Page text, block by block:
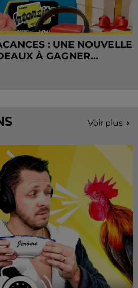
: UNE NOUVELLE
À GAGNER...
Voir plus